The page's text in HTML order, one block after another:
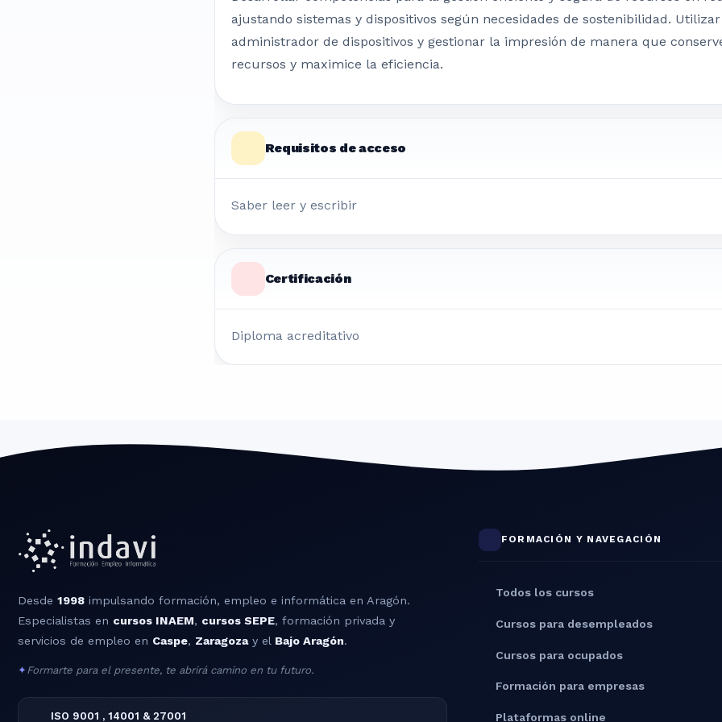
ajustando sistemas y dispositivos según necesidades de sostenibilidad.
administrador de dispositivos y gestionar la impresión de manera que
recursos y maximice la eficiencia.
Requisitos de acceso
Saber leer y escribir
Certificación
Diploma acreditativo
Desde1998 impulsando formación, empleo e informática en Aragón.
Especialistas en cursos INAEM, cursos SEPE, formación privada y
servicios de empleo en Caspe, Zaragozay el Bajo Aragón.
✦Formarte para el presente, te abrirá camino en tu futuro.
ISO 9001 , 14001 & 27001
FORMACIÓN Y NAVEGACIÓN
Todos los cursos
Cursos para desempleados
Cursos para ocupados
Formación para empresas
Plataformas online